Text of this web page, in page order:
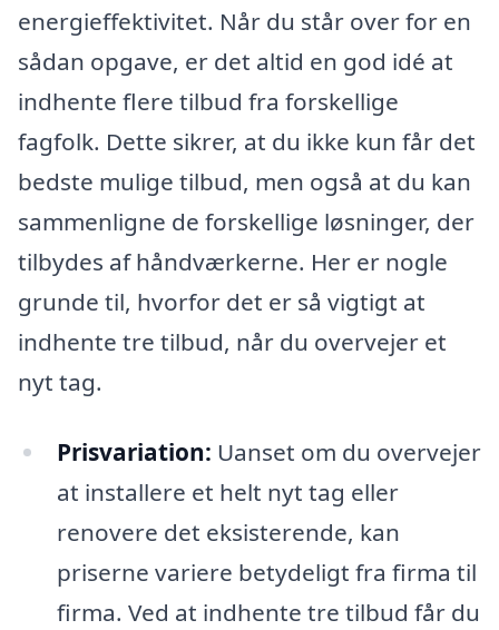
energieffektivitet. Når du står over for en
sådan opgave, er det altid en god idé at
indhente flere tilbud fra forskellige
fagfolk. Dette sikrer, at du ikke kun får det
bedste mulige tilbud, men også at du kan
sammenligne de forskellige løsninger, der
tilbydes af håndværkerne. Her er nogle
grunde til, hvorfor det er så vigtigt at
indhente tre tilbud, når du overvejer et
nyt tag.
Prisvariation: Uanset om du overvejer
at installere et helt nyt tag eller
renovere det eksisterende, kan
priserne variere betydeligt fra firma til
firma. Ved at indhente tre tilbud får du